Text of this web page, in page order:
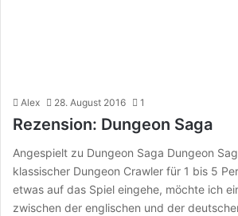
Alex 28. August 2016 1
Rezension: Dungeon Saga
Angespielt zu Dungeon Saga Dungeon
klassischer Dungeon Crawler für 1 bis 5
etwas auf das Spiel eingehe, möchte ich
zwischen der englischen und der